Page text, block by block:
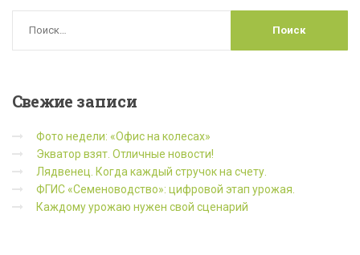
Свежие записи
Фото недели: «Офис на колесах»
Экватор взят. Отличные новости!
Лядвенец. Когда каждый стручок на счету.
ФГИС «Семеноводство»: цифровой этап урожая.
Каждому урожаю нужен свой сценарий